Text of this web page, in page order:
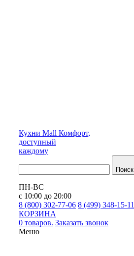
Кухни Mall Комфорт,
доступный
каждому
Поиск
ПН-ВС
с 10:00 до 20:00
8 (800) 302-77-06 8 (499) 348-15-11
КОРЗИНА
0 товаров. Заказать звонок
Меню